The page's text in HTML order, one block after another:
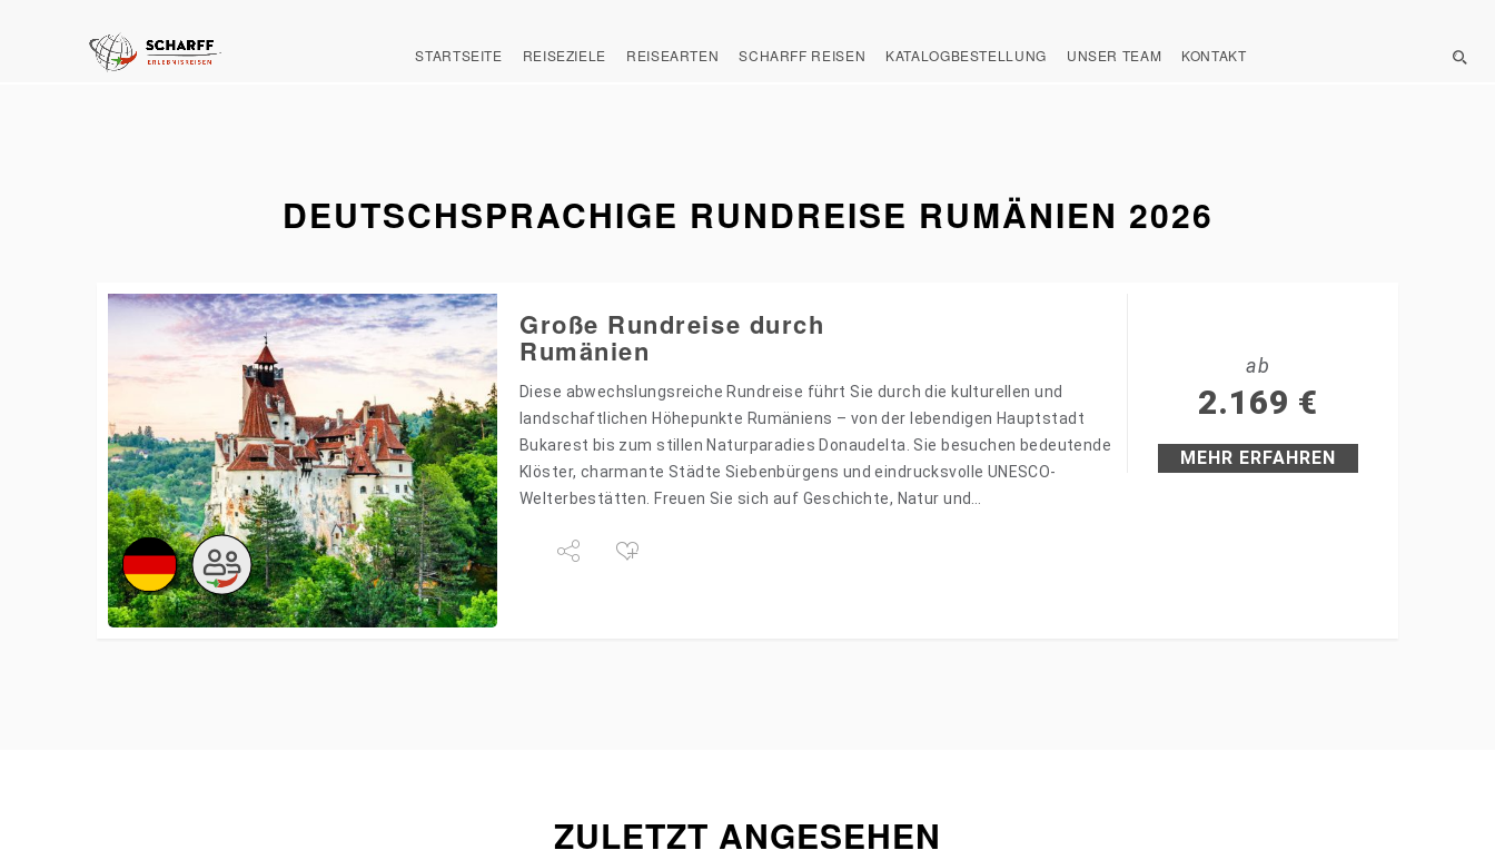
STARTSEITE REISEZIELE REISEARTEN SCHARFF REISEN KATALOGBESTELLUNG UNSER TEAM KONTAKT
DEUTSCHSPRACHIGE RUNDREISE RUMÄNIEN 2026
Große Rundreise durch
Rumänien
Diese abwechslungsreiche Rundreise führt Sie durch die kulturellen und
landschaftlichen Höhepunkte Rumäniens – von der lebendigen Hauptstadt
Bukarest bis zum stillen Naturparadies Donaudelta. Sie besuchen bedeutende
Klöster, charmante Städte Siebenbürgens und eindrucksvolle UNESCO-
Welterbestätten. Freuen Sie sich auf Geschichte, Natur und…
ab
2.169 €
MEHR ERFAHREN
ZULETZT ANGESEHEN